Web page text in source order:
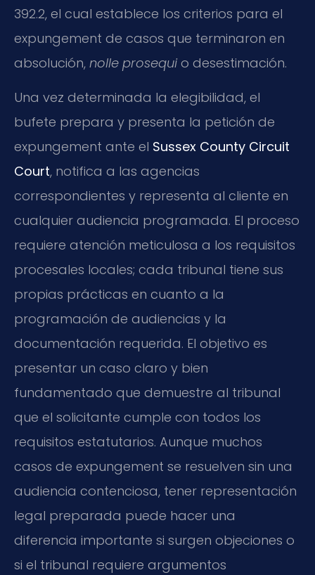
392.2, el cual establece los criterios para el
expungement de casos que terminaron en
absolución, nolle prosequio desestimación.
Una vez determinada la elegibilidad, el
bufete prepara y presenta la petición de
expungement ante el Sussex County Circuit
Court, notifica a las agencias
correspondientes y representa al cliente en
cualquier audiencia programada. El proceso
requiere atención meticulosa a los requisitos
procesales locales; cada tribunal tiene sus
propias prácticas en cuanto a la
programación de audiencias y la
documentación requerida. El objetivo es
presentar un caso claro y bien
fundamentado que demuestre al tribunal
que el solicitante cumple con todos los
requisitos estatutarios. Aunque muchos
casos de expungement se resuelven sin una
audiencia contenciosa, tener representación
legal preparada puede hacer una
diferencia importante si surgen objeciones o
si el tribunal requiere argumentos